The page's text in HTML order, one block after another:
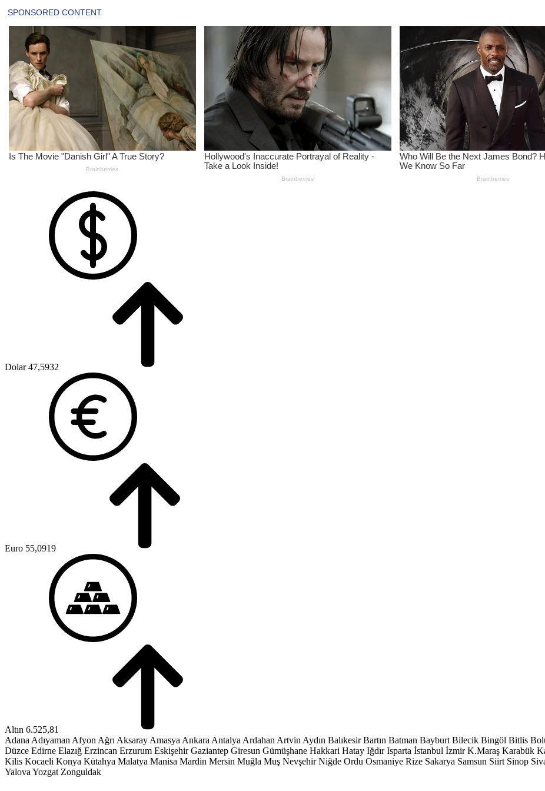
Dolar 47,5932
Euro 55,0919
Altın 6.525,81
AdanaAdıyamanAfyonAğrıAksarayAmasyaAnkaraAntalyaArdahanArtvinAydın Balıkesir Bartın Batman Bayburt Bilecik Bingöl Bitlis
Düzce Edirne Elazığ Erzincan Erzurum Eskişehir Gaziantep Giresun Gümüşhane Hakkari Hatay Iğdır Isparta İstanbul İzmir K.Maraş Karabük
Kilis Kocaeli Konya Kütahya Malatya Manisa Mardin Mersin Muğla Muş Nevşehir Niğde Ordu Osmaniye Rize Sakarya Samsun Siirt Sinop
YalovaYozgat Zonguldak